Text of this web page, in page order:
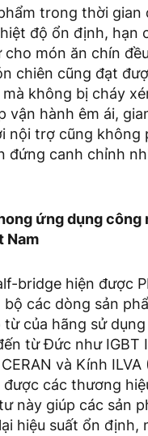
trong thời gian
độ ổn định, hạn
cho món ăn chín
chiên cũng đạt
không bị cháy
vận hành êm ái,
nội trợ cũng không
đứng canh chỉnh
ứng dụng công
Nam
bridge hiện được
các dòng sản
từ của hãng sử
từ Đức như IGBT
và Kính
các thương
này giúp các sản
hiệu suất ổn định,